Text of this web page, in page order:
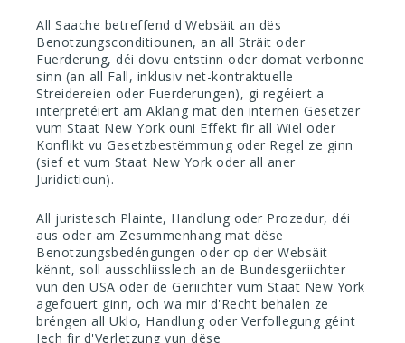
All Saache betreffend d'Websäit an dës
Benotzungsconditiounen, an all Sträit oder
Fuerderung, déi dovu entstinn oder domat verbonne
sinn (an all Fall, inklusiv net-kontraktuelle
Streidereien oder Fuerderungen), gi regéiert a
interpretéiert am Aklang mat den internen Gesetzer
vum Staat New York ouni Effekt fir all Wiel oder
Konflikt vu Gesetzbestëmmung oder Regel ze ginn
(sief et vum Staat New York oder all aner
Juridictioun).
All juristesch Plainte, Handlung oder Prozedur, déi
aus oder am Zesummenhang mat dëse
Benotzungsbedéngungen oder op der Websäit
kënnt, soll ausschliisslech an de Bundesgeriichter
vun den USA oder de Geriichter vum Staat New York
agefouert ginn, och wa mir d'Recht behalen ze
bréngen all Uklo, Handlung oder Verfollegung géint
Iech fir d'Verletzung vun dëse